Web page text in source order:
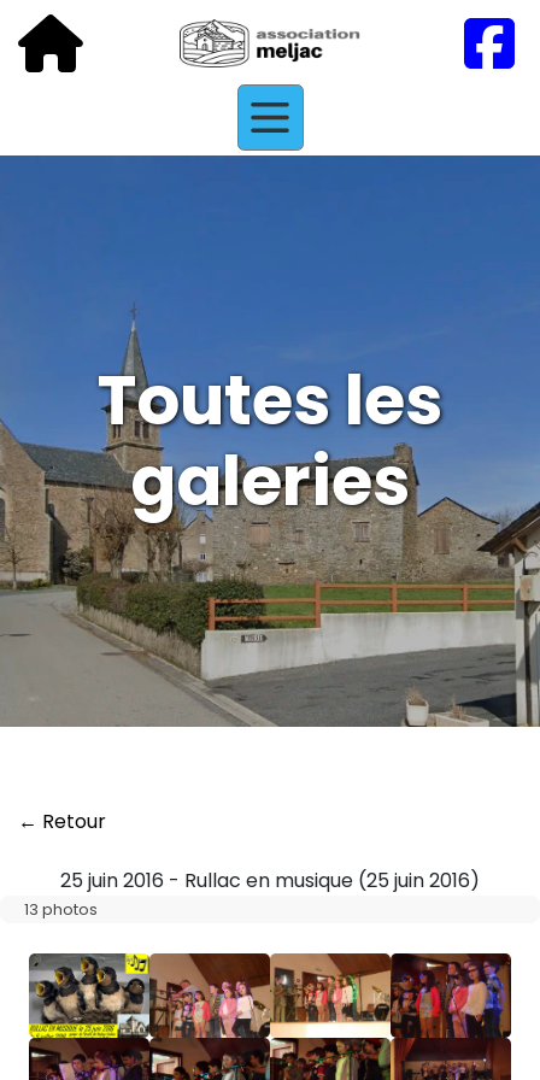
Toutes les
galeries
← Retour
25 juin 2016 - Rullac en musique (25 juin 2016)
13 photos